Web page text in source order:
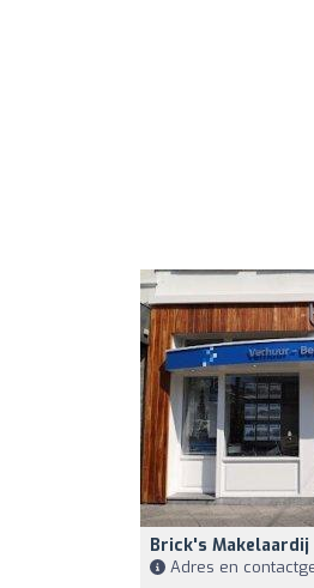
Brick's Makelaardij
Adres en